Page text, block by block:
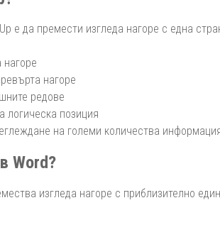
е да премести изгледа нагоре с една
нагоре
редове
логическа позиция
на големи количества
Word?
изгледа нагоре с приблизително